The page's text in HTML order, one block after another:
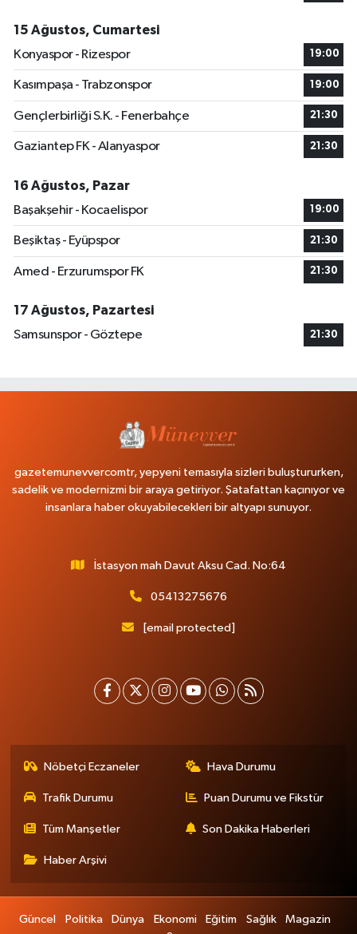
15 Ağustos, Cumartesi
Konyaspor - Rizespor
19:00
Kasımpaşa - Trabzonspor 19:00
Gençlerbirliği S.K. - Fenerbahçe 21:30
Gaziantep FK - Alanyaspor 21:30
16 Ağustos, Pazar
Başakşehir - Kocaelispor
19:00
Beşiktaş - Eyüpspor 21:30
Amed - Erzurumspor FK 21:30
17 Ağustos, Pazartesi
Samsunspor - Göztepe
21:30
gazetemunevvercomtr, yepyeni temasıyla sizleri buluştururken,
sadelik ve modernizmi bir araya getiriyor. Şatafattan kaçınıyor ve
insanlara haber okuyabilecekleri bir altyapı sunuyor.
İstasyon mah Davut Aksu Cad. No:64
05413275676
[email protected]
Nöbetçi Eczaneler Hava Durumu
Trafik Durumu Puan Durumu ve Fikstür
Tüm Manşetler Son Dakika Haberleri
Haber Arşivi
Güncel Politika Dünya Ekonomi Eğitim Sağlık
Magazin